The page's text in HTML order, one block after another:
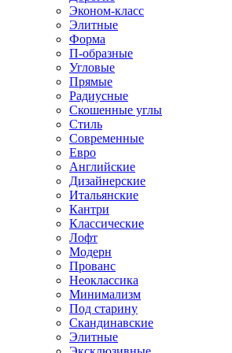
Эконом-класс
Элитные
Форма
П-образные
Угловые
Прямые
Радиусные
Скошенные углы
Стиль
Современные
Евро
Английские
Дизайнерские
Итальянские
Кантри
Классические
Лофт
Модерн
Прованс
Неоклассика
Минимализм
Под старину
Скандинавские
Элитные